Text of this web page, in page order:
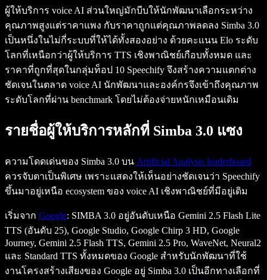
ผู้ให้บริการ voice AI ส่วนใหญ่มักบีบให้นักพัฒนาเลือกระหว่าง
คุณภาพสูงแต่ราคาแพง กับราคาถูกแต่คุณภาพลดลง Simba 3.0
เป็นหนึ่งในไม่กี่ระบบที่ให้ได้ทั้งสองอย่าง ด้วยคะแนน Elo ระดับ
โลกที่เหนือกว่าผู้ให้บริการ TTS เชิงพาณิชย์เกือบทั้งหมด และ
ราคาที่ถูกที่สุดในกลุ่มท็อป 10 Speechify จึงสร้างความแตกต่าง
ชัดเจนในตลาด voice AI นักพัฒนาและองค์กรจึงเข้าถึงคุณภาพ
ระดับโลกที่ผ่าน benchmark โดยไม่ต้องจ่ายหนักเหมือนเดิม
รายชื่อผู้ให้บริการหลักที่ Simba 3.0 แซง
ความโดดเด่นของ Simba 3.0 บน Artificial Analysis leaderboard
ควรจับตาเป็นพิเศษ เพราะแสดงให้เห็นอย่างชัดเจนว่า Speechify
ขึ้นมาอยู่เหนือ ecosystem ของ voice AI เชิงพาณิชย์ที่มีอยู่เดิม
เริ่มจาก Google: SIMBA 3.0 อยู่อันดับเหนือ Gemini 2.5 Flash Lite
TTS (อันดับ 25), Google Studio, Google Chirp 3 HD, Google
Journey, Gemini 2.5 Flash TTS, Gemini 2.5 Pro, WaveNet, Neural2
และ Standard TTS ทั้งหมดของ Google สำหรับนักพัฒนาที่ใช้
งานโครงสร้างเสียงของ Google อยู่ Simba 3.0 เป็นอีกทางเลือกที่